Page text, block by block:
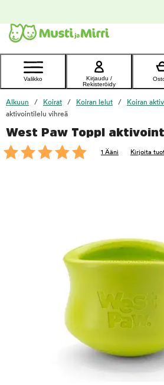
Ota yhteyttä
asiakaspalveluun
Valikko
Kirjaudu /
Rekisteröidy
Alkuun Koirat Koiran lelut Koiran
aktivointilelu vihreä
West Paw Toppl
1 Ääni Kirjoita
foo